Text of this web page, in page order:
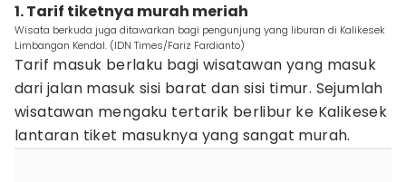
1. Tarif tiketnya murah meriah
Wisata berkuda juga ditawarkan bagi pengunjung yang liburan di Kalikesek
Limbangan Kendal. (IDN Times/Fariz Fardianto)
Tarif masuk berlaku bagi wisatawan yang masuk
dari jalan masuk sisi barat dan sisi timur. Sejumlah
wisatawan mengaku tertarik berlibur ke Kalikesek
lantaran tiket masuknya yang sangat murah.